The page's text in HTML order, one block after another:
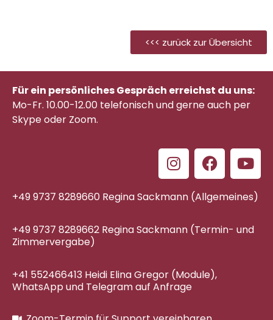
<<< zurück zur Übersicht
Für ein persönliches Gespräch erreichst du uns:
Mo-Fr. 10.00-12.00 telefonischund gerne auch per
Skype oder Zoom.
+49 9737 8289660 Regina Sackmann (Allgemeines)
+49 9737 8289662 Regina Sackmann (Termin- und
Zimmervergabe)
+41 552466413 Heidi Elina Gregor (Module),
WhatsApp und Telegram auf Anfrage